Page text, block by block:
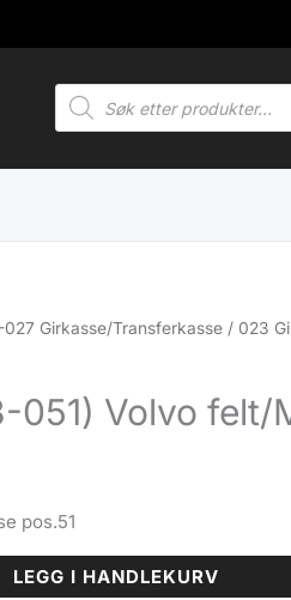
Products
search
Girkasse/Transferkasse / 023
051) Volvo felt/
pos.51
LEGG I HANDLEKURV